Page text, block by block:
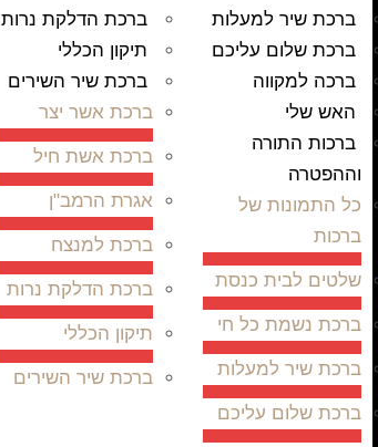
ברכת שיר למעלות
ברכת שלום עליכם
ברכה למקווה
האש שלי
ברכות התורה
וההפטרה
כל התמונות של
ברכות
שלטים לבית כנסת
ברכת נשמת כל חי
ברכת שיר למעלות
ברכת שלום עליכם
ברכת הדלקת נרות
תיקון הכללי
ברכת שיר השירים
ברכת אשר יצר
ברכת אשת חיל
אגרת הרמב"ן
ברכת למנצח
ברכת הדלקת נרות
תיקון הכללי
ברכת שיר השירים